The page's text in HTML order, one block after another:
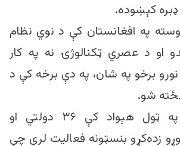
کېښوده.
وروسته په افغانستان کې د نوي نظام
او د عصري ټکنالوژۍ نه په کار
برخو په شان، په دې برخه کې د
شو.
چې اوس‌مهال په ټول هېواد کې ۳۶ دولتي او
زده‌کړو بنسټونه فعالیت لري چې